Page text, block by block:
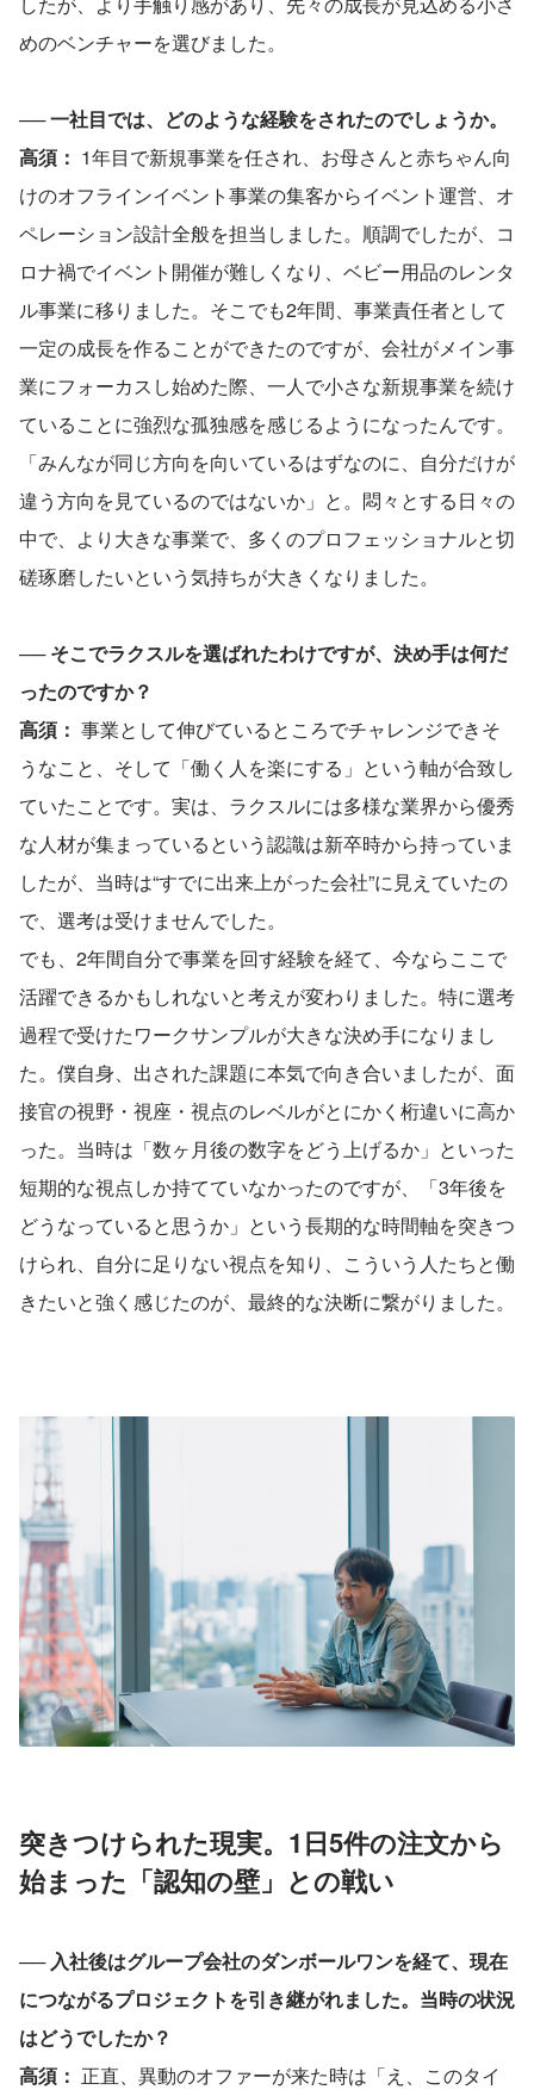
めのベンチャーを選びました。
── 一社目では、どのような経験をされたのでしょうか。
高須： 1年目で新規事業を任され、お母さんと赤ちゃん向
けのオフラインイベント事業の集客からイベント運営、オ
ペレーション設計全般を担当しました。順調でしたが、コ
ロナ禍でイベント開催が難しくなり、ベビー用品のレンタ
ル事業に移りました。そこでも2年間、事業責任者として
一定の成長を作ることができたのですが、会社がメイン事
業にフォーカスし始めた際、一人で小さな新規事業を続け
ていることに強烈な孤独感を感じるようになったんです。
「みんなが同じ方向を向いているはずなのに、自分だけが
違う方向を見ているのではないか」と。悶々とする日々の
中で、より大きな事業で、多くのプロフェッショナルと切
磋琢磨したいという気持ちが大きくなりました。
── そこでラクスルを選ばれたわけですが、決め手は何だ
ったのですか？
高須： 事業として伸びているところでチャレンジできそ
うなこと、そして「働く人を楽にする」という軸が合致し
ていたことです。実は、ラクスルには多様な業界から優秀
な人材が集まっているという認識は新卒時から持っていま
したが、当時は“すでに出来上がった会社”に見えていたの
で、選考は受けませんでした。
でも、2年間自分で事業を回す経験を経て、今ならここで
活躍できるかもしれないと考えが変わりました。特に選考
過程で受けたワークサンプルが大きな決め手になりまし
た。僕自身、出された課題に本気で向き合いましたが、面
接官の視野・視座・視点のレベルがとにかく桁違いに高か
った。当時は「数ヶ月後の数字をどう上げるか」といった
短期的な視点しか持てていなかったのですが、「3年後を
どうなっていると思うか」という長期的な時間軸を突きつ
けられ、自分に足りない視点を知り、こういう人たちと働
きたいと強く感じたのが、最終的な決断に繋がりました。
突きつけられた現実。1日5件の注文から
始まった「認知の壁」との戦い
── 入社後はグループ会社のダンボールワンを経て、現在
につながるプロジェクトを引き継がれました。当時の状況
はどうでしたか？
高須： 正直、異動のオファーが来た時は「え、このタイ